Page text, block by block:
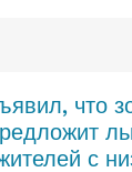
что
с